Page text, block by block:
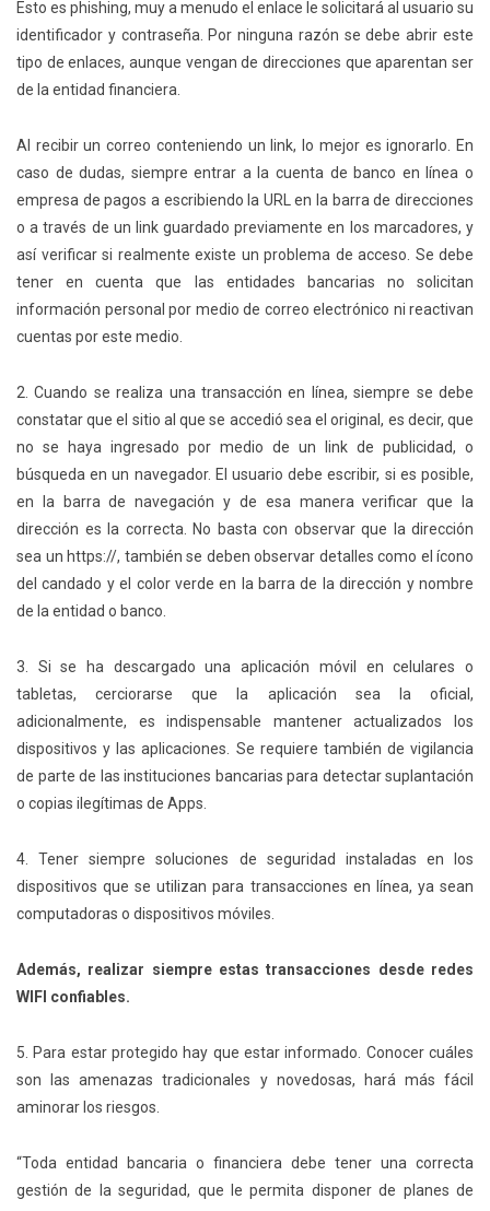
Esto es phishing, muy a menudo el enlace le solicitará al usuario su
identificador y contraseña. Por ninguna razón se debe abrir este
tipo de enlaces, aunque vengan de direcciones que aparentan ser
de la entidad financiera.
Al recibir un correo conteniendo un link, lo mejor es ignorarlo. En
caso de dudas, siempre entrar a la cuenta de banco en línea o
empresa de pagos a escribiendo la URL en la barra de direcciones
o a través de un link guardado previamente en los marcadores, y
así verificar si realmente existe un problema de acceso. Se debe
tener en cuenta que las entidades bancarias no solicitan
información personal por medio de correo electrónico ni reactivan
cuentas por este medio.
2. Cuando se realiza una transacción en línea, siempre se debe
constatar que el sitio al que se accedió sea el original, es decir, que
no se haya ingresado por medio de un link de publicidad, o
búsqueda en un navegador. El usuario debe escribir, si es posible,
en la barra de navegación y de esa manera verificar que la
dirección es la correcta. No basta con observar que la dirección
sea un https://, también se deben observar detalles como el ícono
del candado y el color verde en la barra de la dirección y nombre
de la entidad o banco.
3. Si se ha descargado una aplicación móvil en celulares o
tabletas, cerciorarse que la aplicación sea la oficial,
adicionalmente, es indispensable mantener actualizados los
dispositivos y las aplicaciones. Se requiere también de vigilancia
de parte de las instituciones bancarias para detectar suplantación
o copias ilegítimas de Apps.
4. Tener siempre soluciones de seguridad instaladas en los
dispositivos que se utilizan para transacciones en línea, ya sean
computadoras o dispositivos móviles.
Además, realizar siempre estas transacciones desde redes
WIFI confiables.
5. Para estar protegido hay que estar informado. Conocer cuáles
son las amenazas tradicionales y novedosas, hará más fácil
aminorar los riesgos.
“Toda entidad bancaria o financiera debe tener una correcta
gestión de la seguridad, que le permita disponer de planes de